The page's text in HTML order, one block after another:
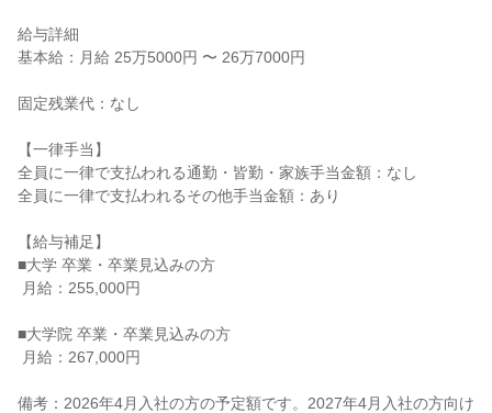
給与詳細
基本給：月給 25万5000円 〜 26万7000円
固定残業代：なし
【一律手当】
全員に一律で支払われる通勤・皆勤・家族手当金額：なし
全員に一律で支払われるその他手当金額：あり
【給与補足】
■大学 卒業・卒業見込みの方
■大学院 卒業・卒業見込みの方
備考：2026年4月入社の方の予定額です。2027年4月入社の方向け